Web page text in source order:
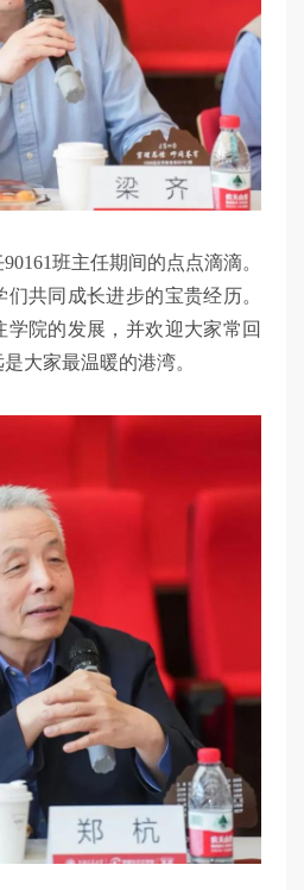
班主任期间的点点滴滴。
共同成长进步的宝贵经历。
院的发展，并欢迎大家常回
大家最温暖的港湾。